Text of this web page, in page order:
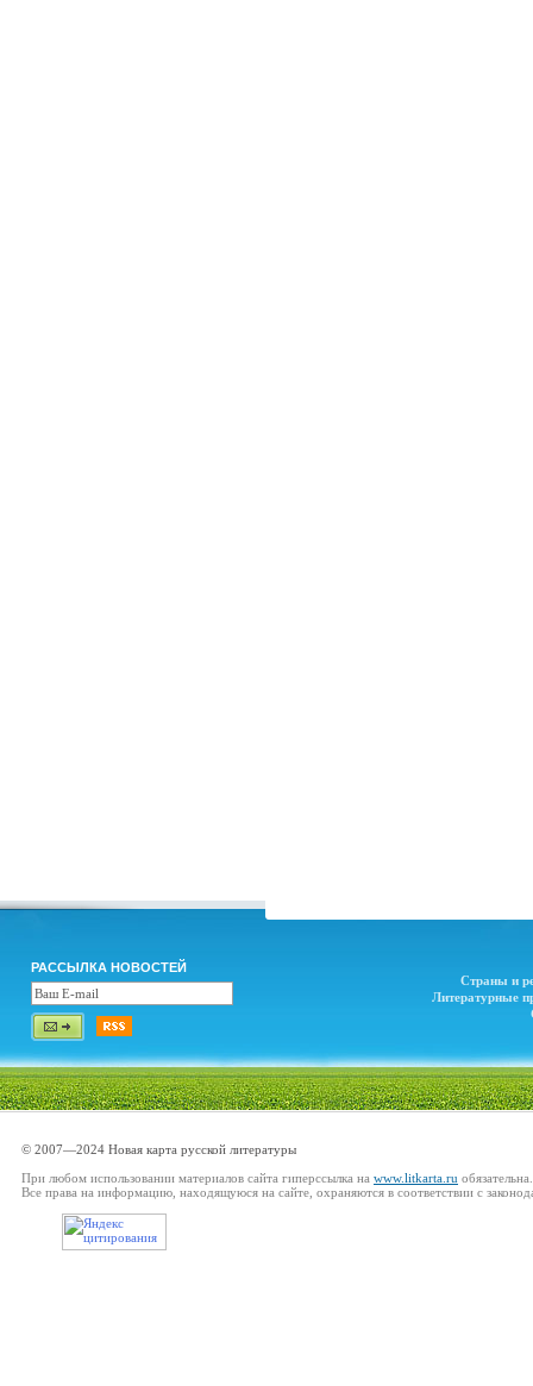
РАССЫЛКА НОВОСТЕЙ
Страны и
Литературные
© 2007—2024 Новая карта русской литературы
При любом использовании материалов сайта гиперссылка на www.litkarta.ru обязательна.
Все права на информацию, находящуюся на сайте, охраняются в соответствии с